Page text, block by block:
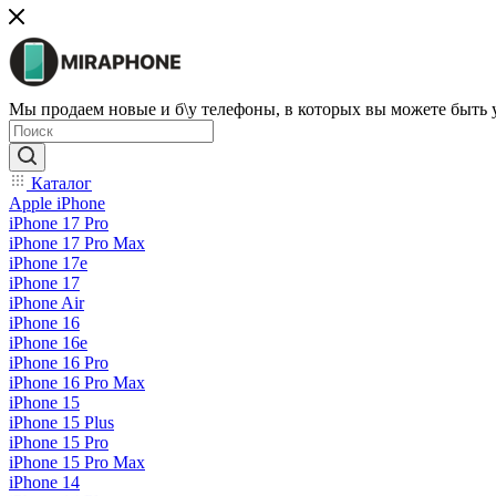
Мы продаем новые и б\у телефоны, в которых вы можете быть
Каталог
Apple iPhone
iPhone 17 Pro
iPhone 17 Pro Max
iPhone 17e
iPhone 17
iPhone Air
iPhone 16
iPhone 16e
iPhone 16 Pro
iPhone 16 Pro Max
iPhone 15
iPhone 15 Plus
iPhone 15 Pro
iPhone 15 Pro Max
iPhone 14